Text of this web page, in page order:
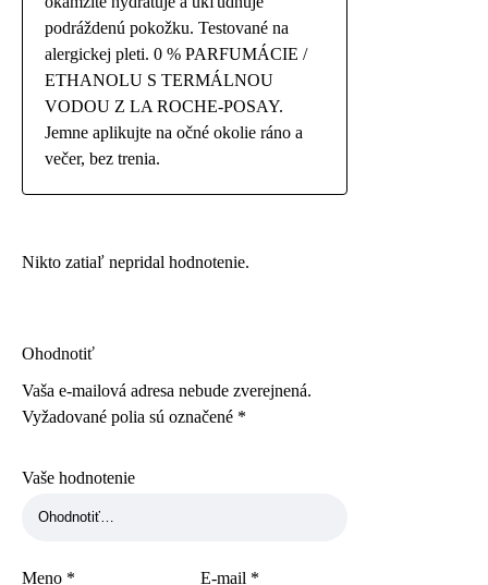
podráždenú pokožku. Testované na
alergickej pleti. 0 % PARFUMÁCIE /
ETHANOLU S TERMÁLNOU
VODOU Z LA ROCHE-POSAY.
Jemne aplikujte na očné okolie ráno a
večer, bez trenia.
Nikto zatiaľ nepridal hodnotenie.
Ohodnotiť
Vaša e-mailová adresa nebude zverejnená.
Vyžadované polia sú označené *
Vaše hodnotenie
Meno * E-mail *